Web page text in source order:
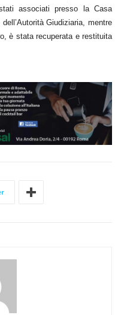
associati presso la Casa
Giudiziaria, mentre
è stata recuperata e restituita